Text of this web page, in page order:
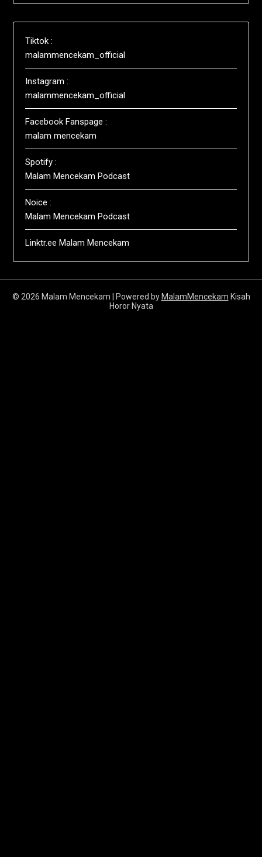
Tiktok :
malammencekam_official
Instagram :
malammencekam_official
Facebook Fanspage :
malam mencekam
Spotify :
Malam Mencekam Podcast
Noice :
Malam Mencekam Podcast
Linktr.ee Malam Mencekam
© 2026 Malam Mencekam | Powered by MalamMencekam Kisah
Horor Nyata